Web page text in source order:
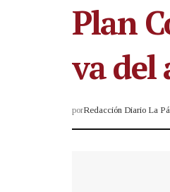
Plan
va del
porRedacción Diario La